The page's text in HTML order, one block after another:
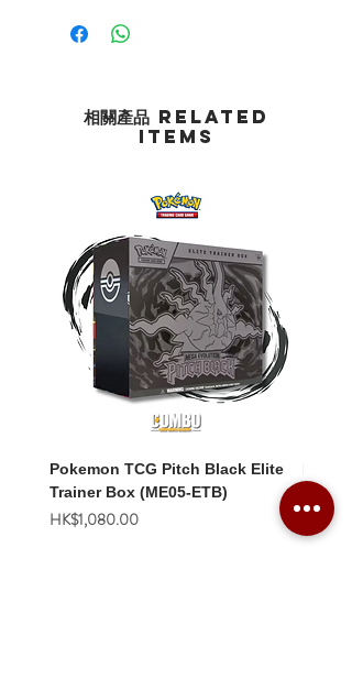
相關產品 Related
Items
Pokemon TCG Pitch Black Elite
Trainer Box (ME05-ETB)
價格
HK$1,080.00 價格